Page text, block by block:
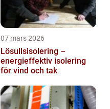
07 mars 2026
Lösullsisolering –
energieffektiv isolering
för vind och tak